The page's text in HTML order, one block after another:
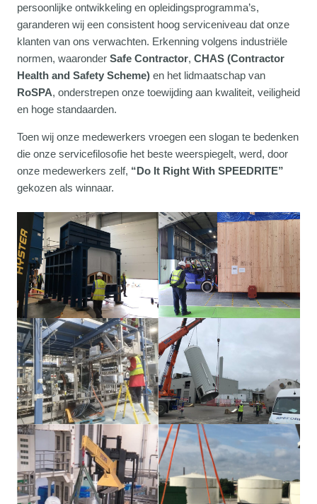
persoonlijke ontwikkeling en opleidingsprogramma’s,
garanderen wij een consistent hoog serviceniveau dat onze
klanten van ons verwachten. Erkenning volgens industriële
normen, waaronder Safe Contractor, CHAS (Contractor
Health and Safety Scheme) en het lidmaatschap van
RoSPA, onderstrepen onze toewijding aan kwaliteit, veiligheid
en hoge standaarden.
Toen wij onze medewerkers vroegen een slogan te bedenken
die onze servicefilosofie het beste weerspiegelt, werd, door
onze medewerkers zelf, “Do It Right With SPEEDRITE”
gekozen als winnaar.